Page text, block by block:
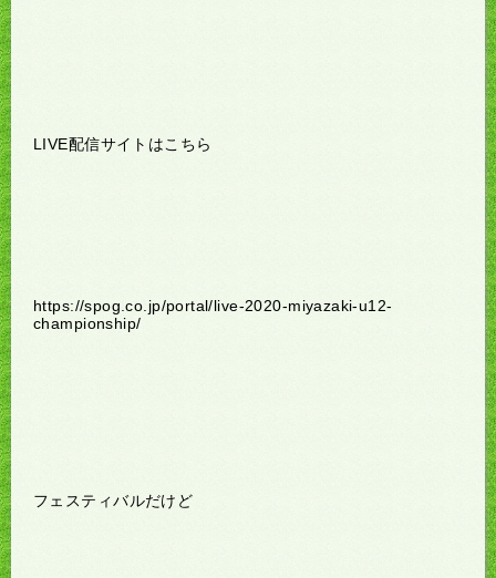
LIVE配信サイトはこちら
https://spog.co.jp/portal/live-2020-miyazaki-u12-
championship/
フェスティバルだけど